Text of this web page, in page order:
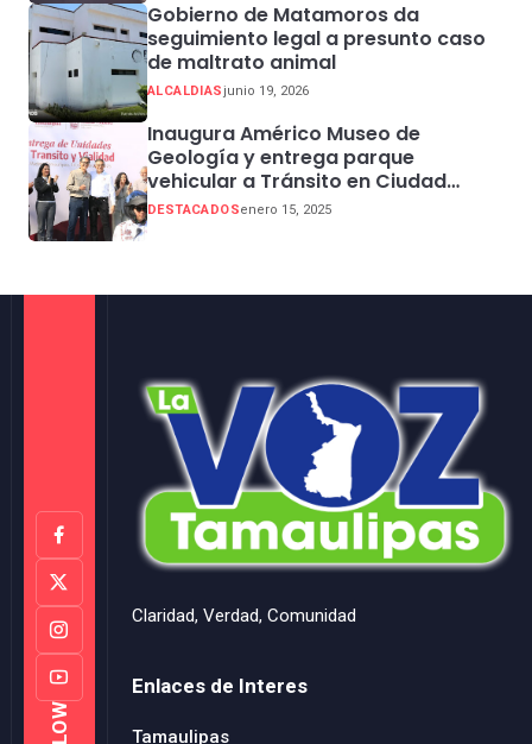
Gobierno de Matamoros da
seguimiento legal a presunto caso
de maltrato animal
ALCALDIASjunio 19, 2026
Inaugura Américo Museo de
Geología y entrega parque
vehicular a Tránsito en Ciudad
Madero
DESTACADOSenero 15, 2025
Claridad, Verdad, Comunidad
Enlaces de Interes
Tamaulipas